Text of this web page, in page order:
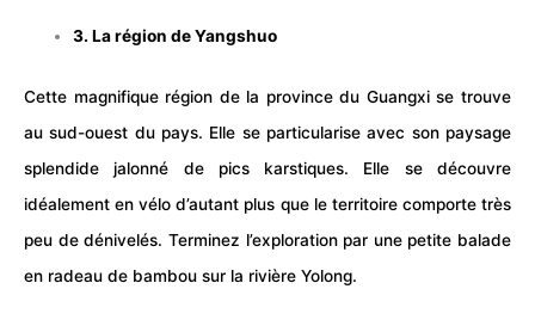
3. La région de Yangshuo
Cette magnifique région de la province du Guangxi se trouve
au sud-ouest du pays. Elle se particularise avec son paysage
splendide jalonné de pics karstiques. Elle se découvre
idéalement envélo d’autant plus que le territoire comporte très
peu de dénivelés. Terminez l’exploration par une petite balade
en radeau de bambou sur la rivière Yolong.